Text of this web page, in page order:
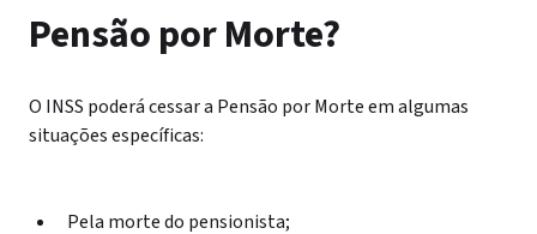
Pensão por Morte?
O INSS poderá cessar a Pensão por Morte em algumas
situações específicas:
Pela morte do pensionista;